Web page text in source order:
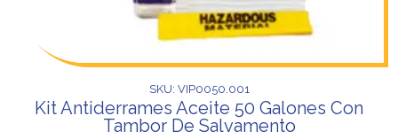
SKU: VIP0050.001
Kit Antiderrames Aceite 50 Galones Con
Tambor De Salvamento